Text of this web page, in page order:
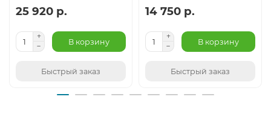
25 920 р.
В корзину
Быстрый заказ
14 750 р.
В корзину
Быстрый заказ